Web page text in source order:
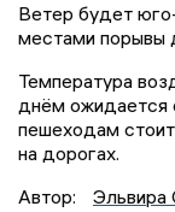
Ветер будет
местами порывы
Температура
днём ожидается
пешеходам
на дорогах.
Автор:
Эльвира